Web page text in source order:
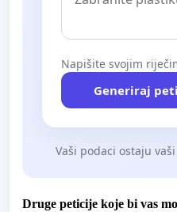
Napišite svojim
Generiraj
Vaši podaci ostaju vaši
Druge peticije koje bi vas